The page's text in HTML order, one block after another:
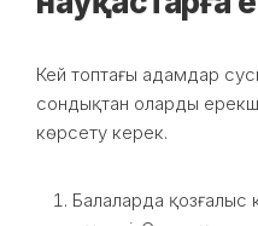
Кей топтағы адамдар
сондықтан оларды
көрсету керек.
Балаларда қозғалыс